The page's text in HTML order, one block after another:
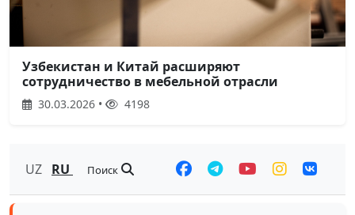
Узбекистан и Китай расширяют
сотрудничество в мебельной отрасли
30.03.2026 • 4198
UZ RU Поиск